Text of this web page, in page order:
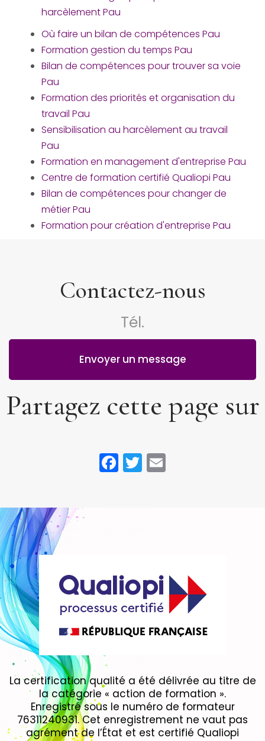
harcèlement Pau
Où faire un bilan de compétences Pau
Formation gestion du temps Pau
Bilan de compétences pour trouver sa voie
Pau
Formation des priorités et organisation du
travail Pau
Sensibilisation au harcèlement au travail
Pau
Formation en management d'entreprise Pau
Centre de formation certifié Qualiopi Pau
Bilan de compétences pour changer de
métier Pau
Formation pour création d'entreprise Pau
Contactez-nous
Tél.
Envoyer un message
Partagez cette page sur
Facebook
Twitter
La certification qualité a été délivrée au titre de
la catégorie « action de formation ».
Enregistré sous le numéro de formateur
76311240931. Cet enregistrement ne vaut pas
agrément de l’État et est certifié Qualiopi